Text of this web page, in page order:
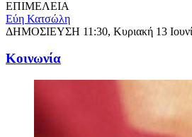
ΕΠΙΜΕΛΕΙΑ
Εύη Κατσώλη
ΔΗΜΟΣΙΕΥΣΗ 11:30, Κυριακή 13
Κοινωνία